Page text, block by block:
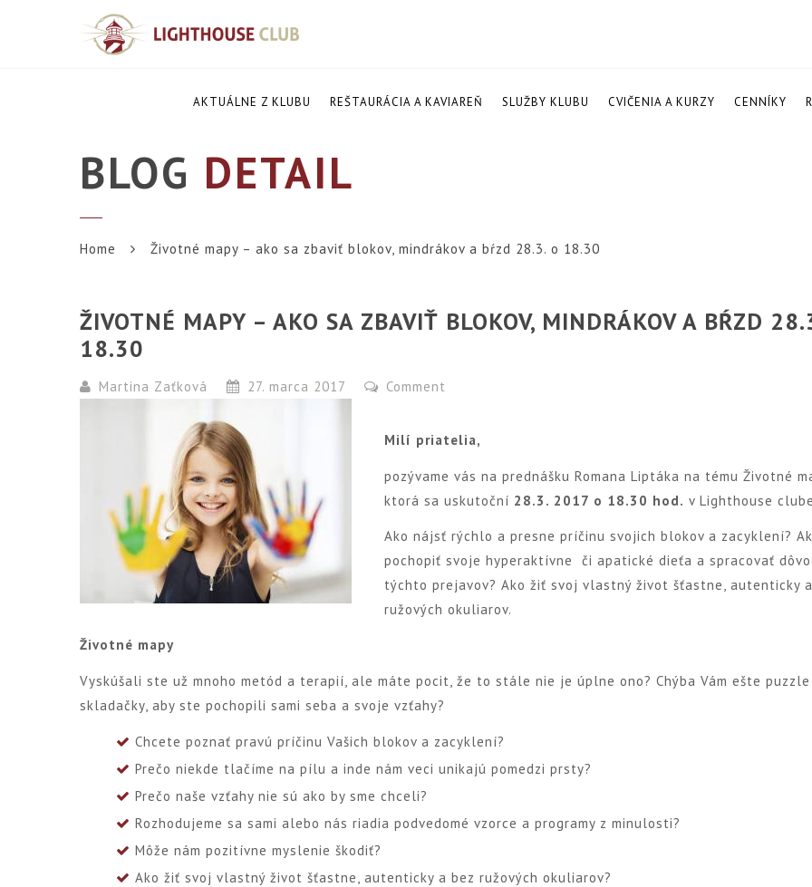
AKTUÁLNE Z KLUBU REŠTAURÁCIA A KAVIAREŇ SLUŽBY KLUBU CVIČENIA A KURZY CENNÍKY
BLOG DETAIL
Home Životné mapy – ako sa zbaviť blokov, mindrákov a bŕzd 28.3. o 18.30
ŽIVOTNÉ MAPY – AKO SA ZBAVIŤ BLOKOV, MINDRÁKOV A BŔZD
18.30
Martina Zaťková 27. marca 2017 Comment
Milí priatelia,
pozývame vás na prednášku Romana Liptáka na tému Životné
ktorá sa uskutoční 28.3. 2017 o 18.30 hod. v Lighthouse
Ako nájsť rýchlo a presne príčinu svojich blokov a zacyklení?
pochopiť svoje hyperaktívne či apatické dieťa a spracovať
týchto prejavov? Ako žiť svoj vlastný život šťastne, autenticky
ružových okuliarov.
Životné mapy
Vyskúšali ste už mnoho metód a terapií, ale máte pocit, že to stále nie je úplne ono? Chýba Vám ešte puzzle
skladačky, aby ste pochopili sami seba a svoje vzťahy?
Chcete poznať pravú príčinu Vašich blokov a zacyklení?
Prečo niekde tlačíme na pílu a inde nám veci unikajú pomedzi prsty?
Prečo naše vzťahy nie sú ako by sme chceli?
Rozhodujeme sa sami alebo nás riadia podvedomé vzorce a programy z minulosti?
Môže nám pozitívne myslenie škodiť?
Ako žiť svoj vlastný život šťastne, autenticky a bez ružových okuliarov?